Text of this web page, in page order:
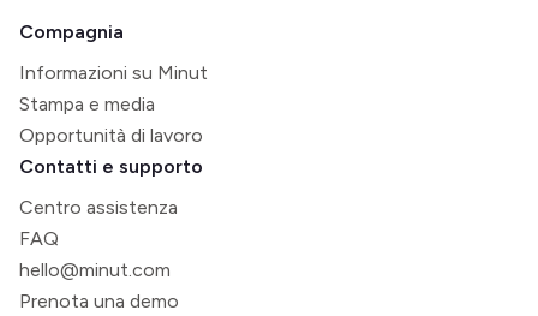
Compagnia
Informazioni su Minut
Stampa e media
Opportunità di lavoro
Contatti e supporto
Centro assistenza
FAQ
hello@minut.com
Prenota una demo